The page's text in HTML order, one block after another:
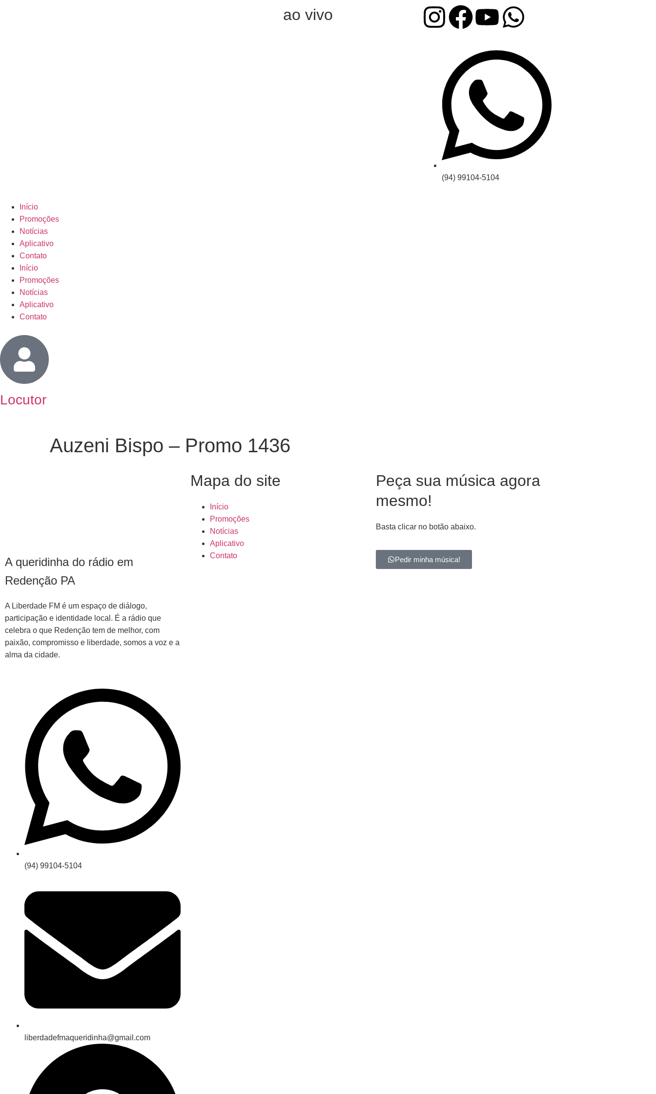
ao vivo
(94) 99104-5104
Início
Promoções
Notícias
Aplicativo
Contato
Início
Promoções
Notícias
Aplicativo
Contato
Locutor
Auzeni Bispo – Promo 1436
A queridinha do rádio em
Redenção PA
A Liberdade FM é um espaço de diálogo,
participação e identidade local. É a rádio que
celebra o que Redenção tem de melhor, com
paixão, compromisso e liberdade, somos a voz e a
alma da cidade.
(94) 99104-5104
liberdadefmaqueridinha@gmail.com
Mapa do site
Início
Promoções
Notícias
Aplicativo
Contato
Peça sua música agora
mesmo!
Basta clicar no botão abaixo.
Pedir minha música!